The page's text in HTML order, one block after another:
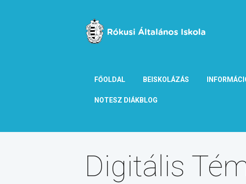
FŐOLDAL BEISKOLÁZÁS
NOTESZ DIÁKBLOG
Digitális